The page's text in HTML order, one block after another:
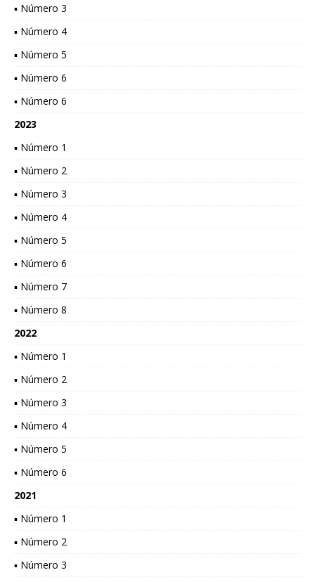
▪ Número 3
▪ Número 4
▪ Número 5
▪ Número 6
▪ Número 6
2023
▪ Número 1
▪ Número 2
▪ Número 3
▪ Número 4
▪ Número 5
▪ Número 6
▪ Número 7
▪ Número 8
2022
▪ Número 1
▪ Número 2
▪ Número 3
▪ Número 4
▪ Número 5
▪ Número 6
2021
▪ Número 1
▪ Número 2
▪ Número 3